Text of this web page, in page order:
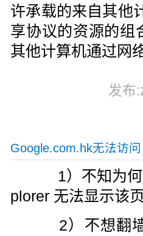
许承载的来自其他
享协议的资源的组
其他计算机通过网
发布
Google.com.hk无法访
1）不知为何
plorer 无法显示该
2）不想翻墙